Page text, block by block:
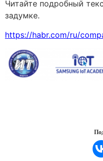
Читайте подробный
задумке.
https://habr.com/ru/